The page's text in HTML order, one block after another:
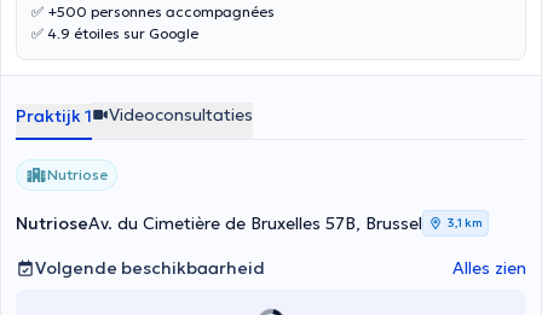
✅ +500 personnes accompagnées
✅ 4.9 étoiles sur Google
Praktijk 1 Videoconsultaties
Nutriose
NutrioseAv. du Cimetière de Bruxelles 57B, Brussel 3,1 km
Volgende beschikbaarheid Alles zien